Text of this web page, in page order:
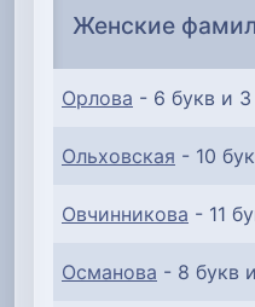
Женские
Орлова - 6 букв и 3
Ольховская - 10
Овчинникова - 11
Османова - 8 букв